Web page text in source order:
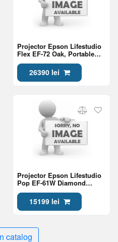
Projector Epson Lifestudio
Flex EF-72 Oak, Portable
Bose, Google TV, 4K Pro
UHD, Ambient Lighting,
Adjustable Stand
26390 lei
Projector Epson Lifestudio
Pop EF-61W Diamond
Projector, Sound by Bose,
Google TV, Full HD
15199 lei
catalog